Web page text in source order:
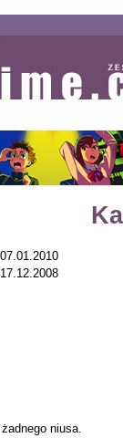
07.01.2010
17.12.2008
niusa.